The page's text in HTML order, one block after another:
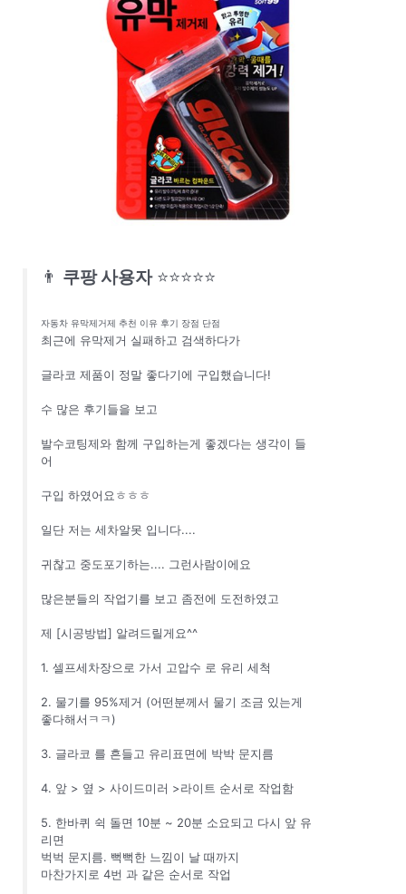
👨 쿠팡 사용자 ⭐⭐⭐⭐⭐
자동차 유막제거제 추천 이유 후기 장점 단점
최근에 유막제거 실패하고 검색하다가
글라코 제품이 정말 좋다기에 구입했습니다!
수 많은 후기들을 보고
발수코팅제와 함께 구입하는게 좋겠다는 생각이 들
어
구입 하였어요ㅎㅎㅎ
일단 저는 세차알못 입니다....
귀찮고 중도포기하는.... 그런사람이에요
많은분들의 작업기를 보고 좀전에 도전하였고
제 [시공방법] 알려드릴게요^^
1. 셀프세차장으로 가서 고압수 로 유리 세척
2. 물기를 95%제거 (어떤분께서 물기 조금 있는게
좋다해서ㅋㅋ)
3. 글라코 를 흔들고 유리표면에 박박 문지름
4. 앞 > 옆 > 사이드미러 >라이트 순서로 작업함
5. 한바퀴 쉭 돌면 10분 ~ 20분 소요되고 다시 앞 유
리면
벅벅 문지름. 뻑뻑한 느낌이 날 때까지
마찬가지로 4번 과 같은 순서로 작업